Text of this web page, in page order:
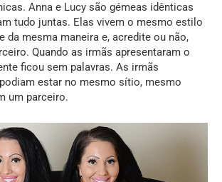
Anna e Lucy são gémeas idênticas
tudo juntas. Elas vivem o mesmo estilo
da mesma maneira e, acredite ou não,
Quando as irmãs apresentaram o
ficou sem palavras. As irmãs
estar no mesmo sítio, mesmo
um parceiro.